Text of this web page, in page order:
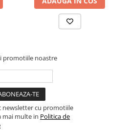
promotiile noastre
newsletter cu promotiile
mai multe in Politica de